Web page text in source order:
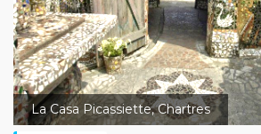
La Casa Picassiette, Chartres